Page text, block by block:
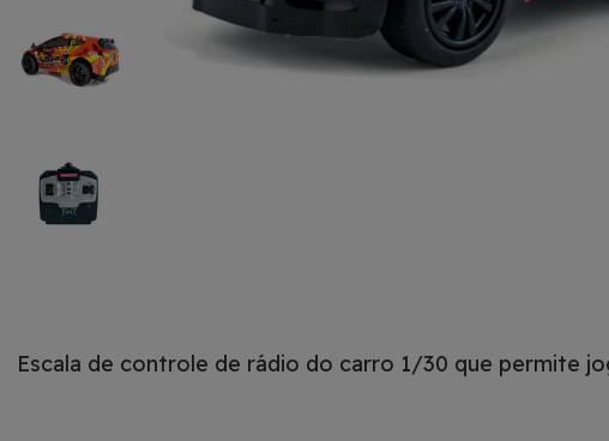
Escala de controle de rádio do carro 1/30 que permite